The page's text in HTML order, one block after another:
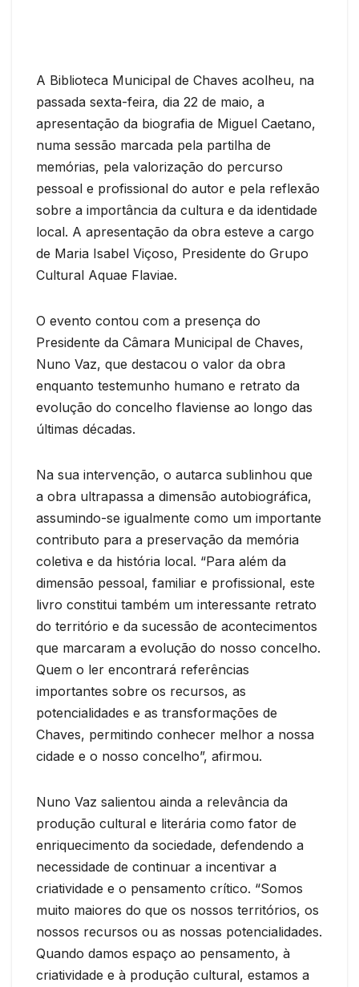
A Biblioteca Municipal de Chaves acolheu, na
passada sexta-feira, dia 22 de maio, a
apresentação da biografia de Miguel Caetano,
numa sessão marcada pela partilha de
memórias, pela valorização do percurso
pessoal e profissional do autor e pela reflexão
sobre a importância da cultura e da identidade
local. A apresentação da obra esteve a cargo
de Maria Isabel Viçoso, Presidente do Grupo
Cultural Aquae Flaviae.
O evento contou com a presença do
Presidente da Câmara Municipal de Chaves,
Nuno Vaz, que destacou o valor da obra
enquanto testemunho humano e retrato da
evolução do concelho flaviense ao longo das
últimas décadas.
Na sua intervenção, o autarca sublinhou que
a obra ultrapassa a dimensão autobiográfica,
assumindo-se igualmente como um importante
contributo para a preservação da memória
coletiva e da história local. “Para além da
dimensão pessoal, familiar e profissional, este
livro constitui também um interessante retrato
do território e da sucessão de acontecimentos
que marcaram a evolução do nosso concelho.
Quem o ler encontrará referências
importantes sobre os recursos, as
potencialidades e as transformações de
Chaves, permitindo conhecer melhor a nossa
cidade e o nosso concelho”, afirmou.
Nuno Vaz salientou ainda a relevância da
produção cultural e literária como fator de
enriquecimento da sociedade, defendendo a
necessidade de continuar a incentivar a
criatividade e o pensamento crítico. “Somos
muito maiores do que os nossos territórios, os
nossos recursos ou as nossas potencialidades.
Quando damos espaço ao pensamento, à
criatividade e à produção cultural, estamos a